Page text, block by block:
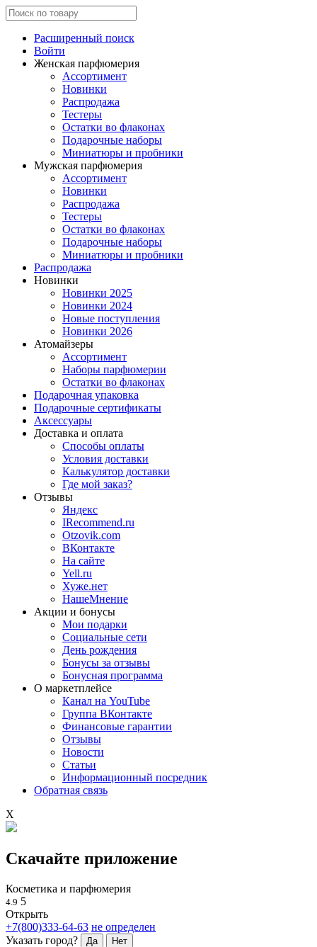
Расширенный поиск
Войти
Женская парфюмерия
Ассортимент
Новинки
Распродажа
Тестеры
Остатки во флаконах
Подарочные наборы
Миниатюры и пробники
Мужская парфюмерия
Ассортимент
Новинки
Распродажа
Тестеры
Остатки во флаконах
Подарочные наборы
Миниатюры и пробники
Распродажа
Новинки
Новинки 2025
Новинки 2024
Новые поступления
Новинки 2026
Атомайзеры
Ассортимент
Наборы парфюмерии
Остатки во флаконах
Подарочная упаковка
Подарочные сертификаты
Аксессуары
Доставка и оплата
Способы оплаты
Условия доставки
Калькулятор доставки
Где мой заказ?
Отзывы
Яндекс
IRecommend.ru
Otzovik.com
ВКонтакте
На сайте
Yell.ru
Хуже.нет
НашеМнение
Акции и бонусы
Мои подарки
Социальные сети
День рождения
Бонусы за отзывы
Бонусная программа
О маркетплейсе
Канал на YouTube
Группа ВКонтакте
Финансовые гарантии
Отзывы
Новости
Статьи
Информационный посредник
Обратная связь
X
Скачайте приложение
Косметика и парфюмерия
4.9 5
Открыть
+7(800)333-64-63 не определен
Указать город?
Да Нет